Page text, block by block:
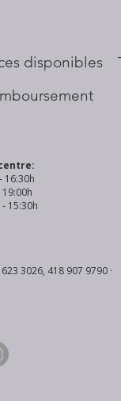
disponibles
16:30h
19:00h
15:30h
3026, 418 907 9790 ·